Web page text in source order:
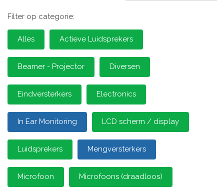
Filter op categorie:
Alles Actieve Luidsprekers
Beamer - Projector Diversen
Eindversterkers Electronics
In Ear Monitoring LCD scherm / display
Luidsprekers Mengversterkers
Microfoon Microfoons (draadloos)